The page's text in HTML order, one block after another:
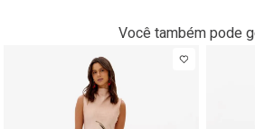
Você também pode